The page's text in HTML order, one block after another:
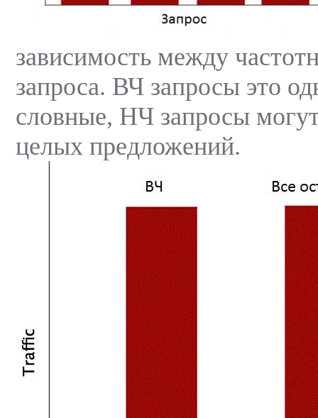
зависимость между
запроса. ВЧ запросы это
словные, НЧ запросы
целых предложений.